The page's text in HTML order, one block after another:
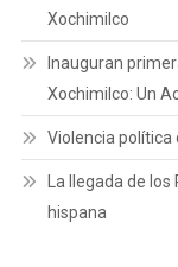
Xochimilco
Inauguran
Xochimilco: Un
Violencia política
La llegada de
hispana